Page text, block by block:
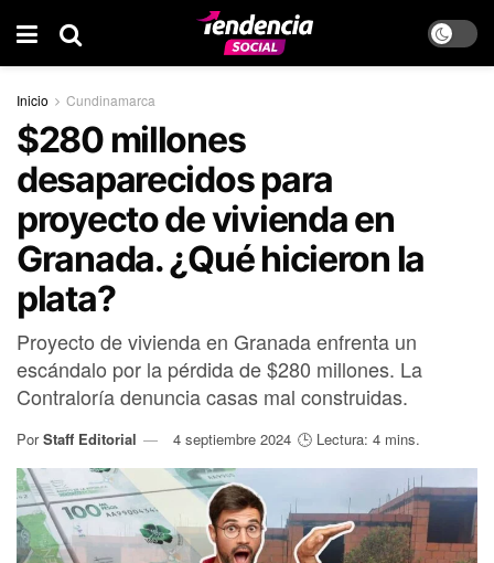
Inicio Cundinamarca
$280 millones
desaparecidos para
proyecto de vivienda en
Granada. ¿Qué hicieron la
plata?
Proyecto de vivienda en Granada enfrenta un
escándalo por la pérdida de $280 millones. La
Contraloría denuncia casas mal construidas.
Por Staff Editorial 4 septiembre 2024 🕒 Lectura: 4 mins.